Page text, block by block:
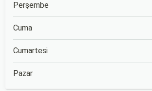
Perşembe
Cuma
Cumartesi
Pazar